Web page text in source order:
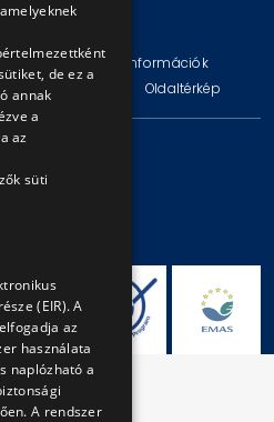
2026 BKV Zrt.
Technikai információk
Oldaltérkép
11.
u. 15.
65-00
de ez a
annak
a
az
süti
(EIR). A
az
használata
naplózható a
A rendszer